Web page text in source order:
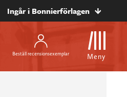
Ingår i Bonnierförlagen
Beställ recensionsexemplar Meny